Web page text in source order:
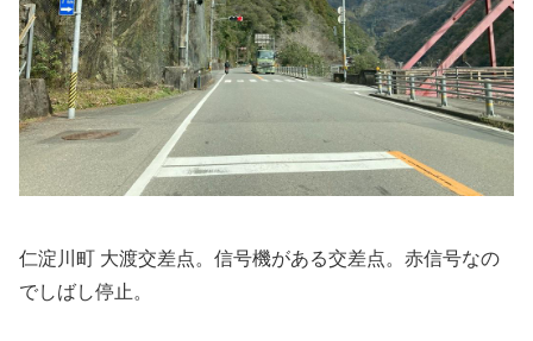
仁淀川町 大渡交差点。信号機がある交差点。赤信号なの
でしばし停止。